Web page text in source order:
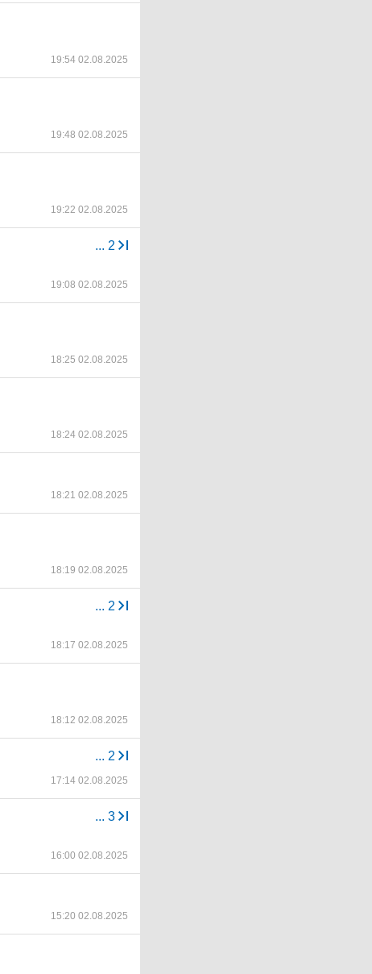
19:54 02.08.2025
19:48 02.08.2025
19:22 02.08.2025
... 2
19:08 02.08.2025
18:25 02.08.2025
18:24 02.08.2025
18:21 02.08.2025
18:19 02.08.2025
... 2
18:17 02.08.2025
18:12 02.08.2025
... 2
17:14 02.08.2025
... 3
16:00 02.08.2025
15:20 02.08.2025